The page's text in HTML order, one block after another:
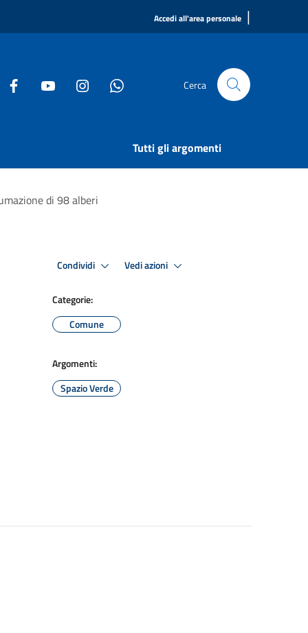
Accedi all'area personale |
Cerca
Tutti gli argomenti
di 98 alberi
Condividi Vedi azioni
Categorie:
Comune
Argomenti:
Spazio Verde